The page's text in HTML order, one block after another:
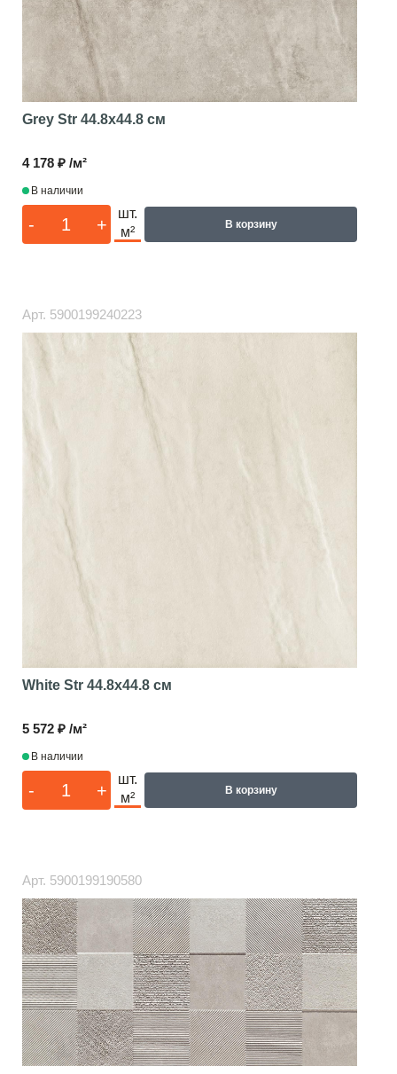
Grey Str 44.8x44.8 см
4 178 ₽ /м²
В наличии
- +
шт.
м²
В корзину
Арт. 5900199240223
White Str 44.8x44.8 см
5 572 ₽ /м²
В наличии
- +
шт.
м²
В корзину
Арт. 5900199190580